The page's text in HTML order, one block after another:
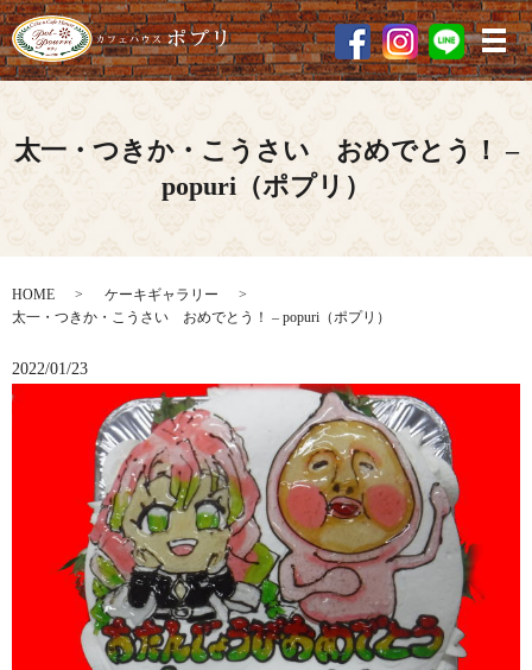
メ
太一・つきか・こうさい おめでとう！ –
popuri（ポプリ）
HOME
ケーキギャラリー
太一・つきか・こうさい おめでとう！ – popuri（ポプリ）
2022/01/23